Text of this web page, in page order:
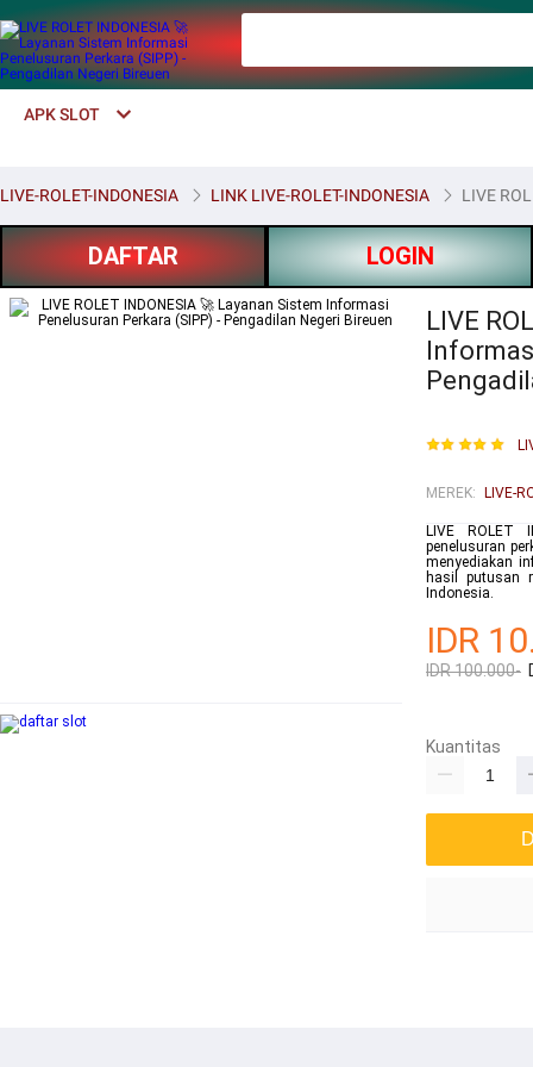
APK SLOT
LIVE-ROLET-INDONESIA LINK LIVE-ROLET-INDONESIA LIVE
DAFTAR LOGIN
LIVE
MEREK: LIVE-
LIVE ROLET
penelusuran
menyediakan
hasil putusan
Indonesia.
IDR
IDR 100.000-
Kuantitas